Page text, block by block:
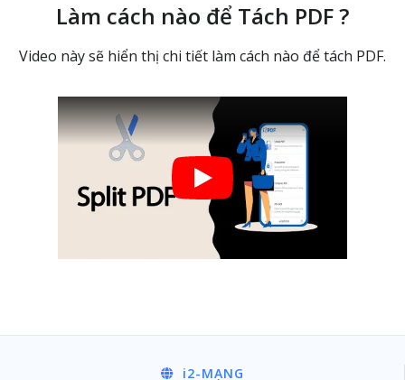
Làm cách nào để Tách PDF ?
Video này sẽ hiển thị chi tiết làm cách nào để tách PDF.
i2-MẠNG